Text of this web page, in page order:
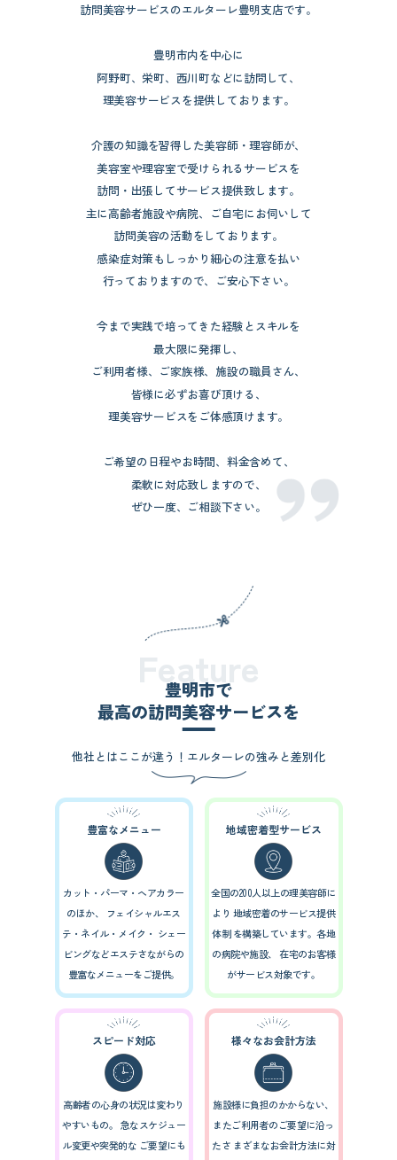
訪問美容サービスのエルターレ豊明支店です。
豊明市内を中心に
阿野町、栄町、西川町などに訪問して、
理美容サービスを提供しております。
介護の知識を習得した美容師・理容師が、
美容室や理容室で受けられるサービスを
訪問・出張してサービス提供致します。
主に高齢者施設や病院、ご自宅にお伺いして
訪問美容の活動をしております。
感染症対策もしっかり細心の注意を払い
行っておりますので、ご安心下さい。
今まで実践で培ってきた経験とスキルを
最大限に発揮し、
ご利用者様、ご家族様、施設の職員さん、
皆様に必ずお喜び頂ける、
理美容サービスをご体感頂けます。
ご希望の日程やお時間、料金含めて、
柔軟に対応致しますので、
ぜひ一度、ご相談下さい。
豊明市で
最高の訪問美容サービスを
他社とはここが違う！エルターレの強みと差別化
豊富なメニュー
カット・パーマ・ヘアカラー
のほか、
フェイシャルエス
テ・ネイル・メイク・ シェー
ビングなどエステさながらの
豊富なメニューをご提供。
地域密着型サービス
全国の200人以上の理美容師に
より 地域密着のサービス提供
体制を構築しています。各地
の病院や施設、
在宅のお客様
がサービス対象です。
スピード対応
高齢者の心身の状況は変わり
やすいもの。 急なスケジュー
ル変更や突発的な ご要望にも
様々なお会計方法
施設様に負担のかからない、
またご利用者のご要望に沿っ
たさ まざまなお会計方法に対